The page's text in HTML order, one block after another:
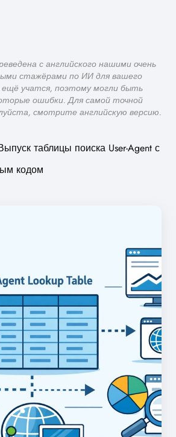
с английского нашими очень
стажёрами по ИИ для вашего
учатся, поэтому могли быть
ошибки. Для самой точной
смотрите английскую версию.
таблицы поиска User-Agent с
кодом